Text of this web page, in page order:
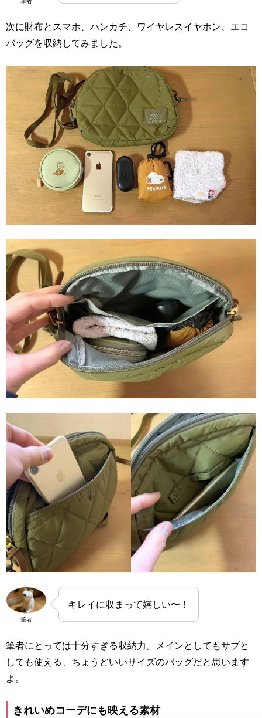
次に財布とスマホ、ハンカチ、ワイヤレスイヤホン、エコ
バッグを収納してみました。
筆者
キレイに収まって嬉しい〜！
筆者にとっては十分すぎる収納力。メインとしてもサブと
しても使える、ちょうどいいサイズのバッグだと思います
よ。
きれいめコーデにも映える素材